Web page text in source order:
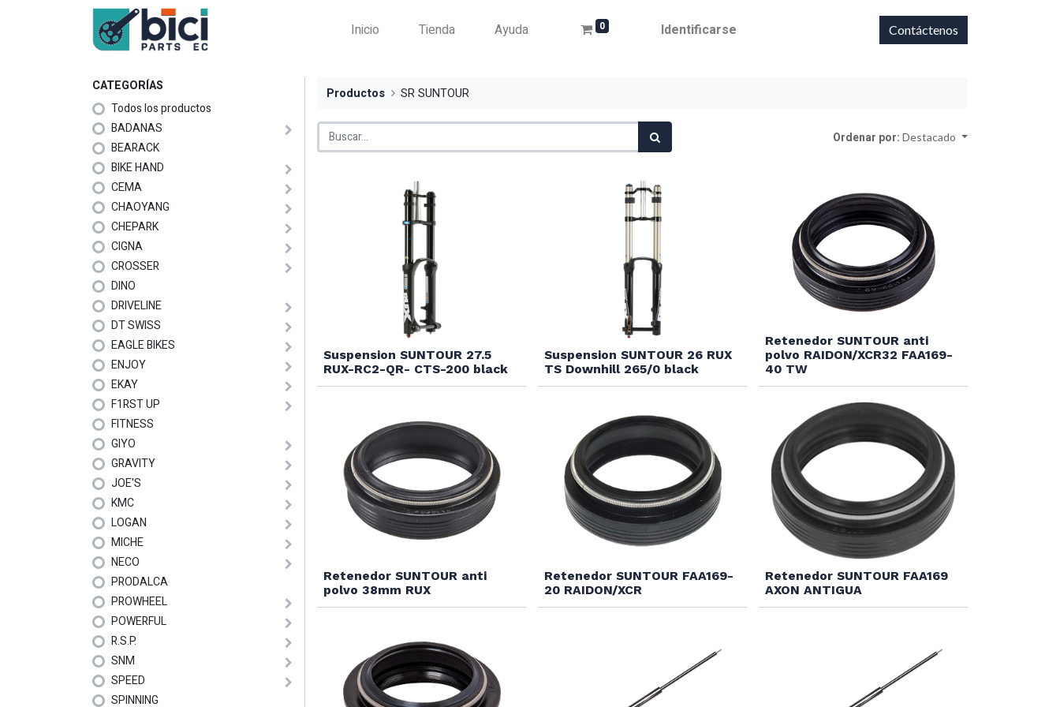
Inicio Tienda Ayuda 0 Identificarse Contáctenos
CATEGORÍAS
Todos los productos
BADANAS
BEARACK
BIKE HAND
CEMA
CHAOYANG
CHEPARK
CIGNA
CROSSER
DINO
DRIVELINE
DT SWISS
EAGLE BIKES
ENJOY
EKAY
F1RST UP
FITNESS
GIYO
GRAVITY
JOE'S
KMC
LOGAN
MICHE
NECO
PRODALCA
PROWHEEL
POWERFUL
R.S.P.
SNM
SPEED
SPINNING
Productos SR SUNTOUR
Ordenar por: Destacado
Suspension SUNTOUR 27.5
RUX-RC2-QR- CTS-200 black
Suspension SUNTOUR 26 RUX
TS Downhill 265/0 black
Retenedor SUNTOUR anti
polvo RAIDON/XCR32 FAA169-
40 TW
Retenedor SUNTOUR anti
polvo 38mm RUX
Retenedor SUNTOUR FAA169-
20 RAIDON/XCR
Retenedor SUNTOUR FAA169
AXON ANTIGUA